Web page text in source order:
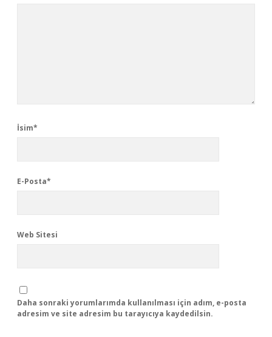
İsim*
E-Posta*
Web Sitesi
Daha sonraki yorumlarımda kullanılması için adım, e-posta
adresim ve site adresim bu tarayıcıya kaydedilsin.